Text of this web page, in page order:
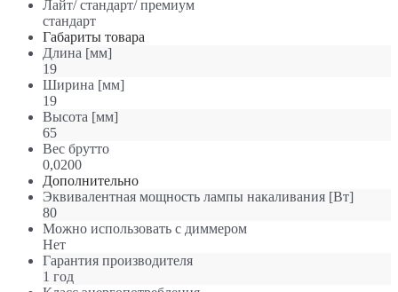
Лайт/ стандарт/ премиум
стандарт
Габариты товара
Длина [мм]
19
Ширина [мм]
19
Высота [мм]
65
Вес брутто
0,0200
Дополнительно
Эквивалентная мощность лампы накаливания [Вт]
80
Можно использовать с диммером
Нет
Гарантия производителя
1 год